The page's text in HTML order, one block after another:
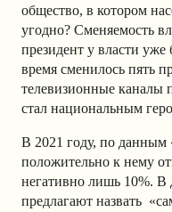
общество, в котором
угодно? Сменяемость
президент у власти уже
время сменилось пять
телевизионные каналы
стал национальным
В 2021 году, по данным
положительно к нему
негативно лишь 10%. В
предлагают назвать